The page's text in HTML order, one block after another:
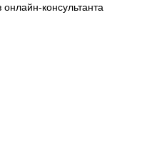
онлайн-консультанта